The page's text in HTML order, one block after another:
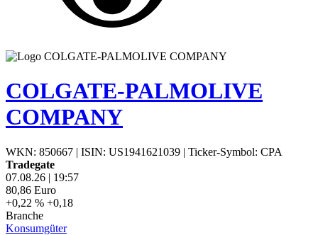
COLGATE-PALMOLIVE
COMPANY
WKN: 850667 | ISIN: US1941621039 | Ticker-Symbol: CPA
Tradegate
07.08.26 | 19:57
80,86 Euro
+0,22 % +0,18
Branche
Konsumgüter